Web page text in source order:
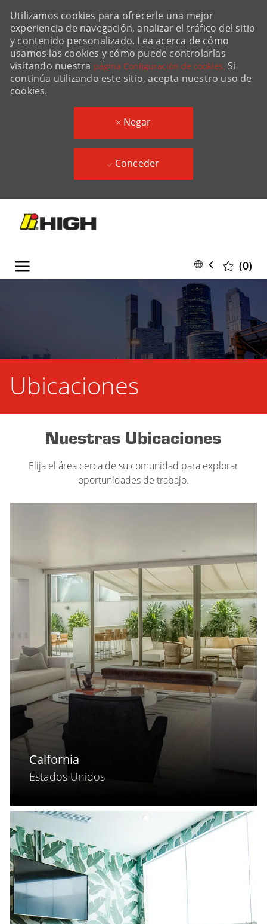
Utilizamos cookies para ofrecerle una mejor
experiencia de navegación, analizar el tráfico del sitio
y contenido personalizado. Lea acerca de cómo
usamos las cookies y cómo puede controlarlas
visitando nuestra página Configuración de cookies. Si
continúa utilizando este sitio, acepta nuestro uso de
cookies.
Negar
Conceder
Language
selected
Spanish
(0)
Ubicaciones
Nuestras Ubicaciones
Elija el área cerca de su comunidad para explorar
oportunidades de trabajo.
Calfornia
Estados Unidos